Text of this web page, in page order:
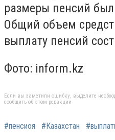
размеры пенсий
Общий объем
выплату пенсий
Фото: inform.kz
Если вы заметили ошибку, выделите
сообщить об этом редакции
#пенсиоя #Казахстан